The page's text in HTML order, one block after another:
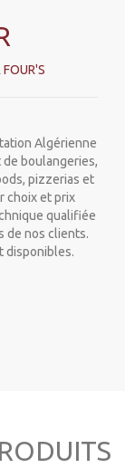
FOUR'S
Algérienne
boulangeries,
pizzerias et
choix et prix
qualifiée
de nos clients.
disponibles.